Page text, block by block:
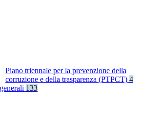
Piano triennale per la prevenzione della
corruzione e della trasparenza (PTPCT) 4
133